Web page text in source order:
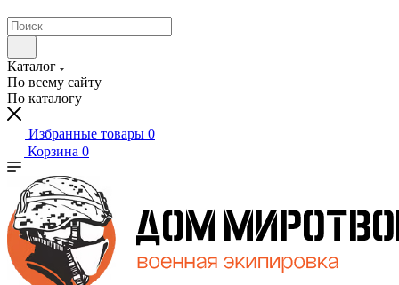
Каталог
По всему сайту
По каталогу
Избранные товары 0
Корзина 0